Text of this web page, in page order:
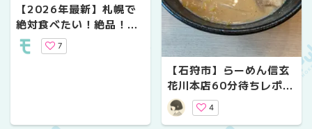
【2026年最新】札幌で
絶対食べたい！絶品！冷
やし中華・冷やしラーメ
ンとっておき5選【夏グ
7
【石狩市】らーめん信玄
花川本店60分待ちレポ！
｜子連れでの注意点やお
すすめメニューも紹介
4